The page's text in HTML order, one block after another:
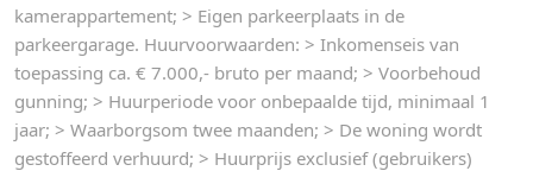
kamerappartement; > Eigen parkeerplaats in de
parkeergarage. Huurvoorwaarden: > Inkomenseis van
toepassing ca. € 7.000,- bruto per maand; > Voorbehoud
gunning; > Huurperiode voor onbepaalde tijd, minimaal 1
jaar; > Waarborgsom twee maanden; > De woning wordt
gestoffeerd verhuurd; > Huurprijs exclusief (gebruikers)